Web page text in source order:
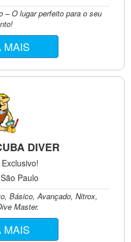
– O lugar perfeito para o seu
MAIS
DIVER
Paulo
Básico, Avançado, Nitrox,
Master.
MAIS